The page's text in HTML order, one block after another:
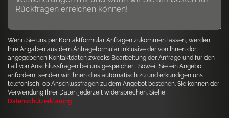
Wenn Sie uns per Kontaktformular Anfragen zukommen lassen, werden
Ihre Angaben aus dem Anfrageformular inklusive der von Ihnen dort
angegebenen Kontaktdaten zwecks Bearbeitung der Anfrage und für den
Fall von Anschlussfragen bei uns gespeichert. Soweit Sie ein Angebot
anfordern, senden wir Ihnen dies automatisch zu und erkundigen uns
telefonisch, ob Anschlussfragen zu dem Angebot bestehen. Sie können der
Verwendung Ihrer Daten jederzeit widersprechen. Siehe
Datenschutzerklärung